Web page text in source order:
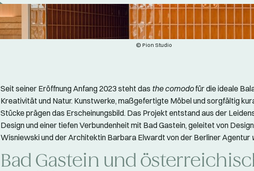
© Pion Studio
Seit seiner Eröffnung Anfang 2023 steht das the comodofür die ideale
Kreativität und Natur. Kunstwerke, maßgefertigte Möbel und sorgfältig
Stücke prägen das Erscheinungsbild. Das Projekt entstand aus der
Design und einer tiefen Verbundenheit mit Bad Gastein, geleitet von
Wisniewski und der Architektin Barbara Elwardt von der Berliner Agentur
Bad Gastein und